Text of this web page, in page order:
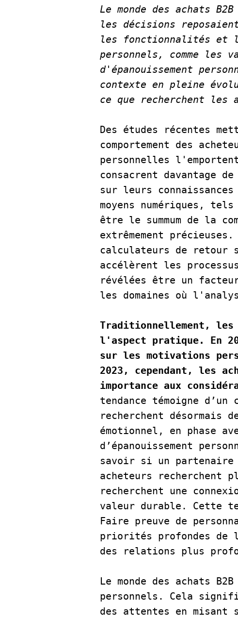
Le monde des achats
les décisions
les fonctionnalités et
personnels, comme les
d'épanouissement
contexte en pleine
ce que recherchent les
Des études récentes
comportement des
personnelles
consacrent davantage
sur leurs
moyens numériques,
être le summum de la
extrêmement
calculateurs de retour
accélèrent les
révélées être un
Traditionnellement, les
l'aspect pratique. En
sur les motivations
2023, cependant, les
importance aux
tendance témoigne
recherchent désormais
émotionnel, en phase
d’épanouissement
savoir si un
acheteurs recherchent
recherchent une
valeur durable. Cette
Faire preuve de
priorités profondes de
des relations plus
Le monde des achats
personnels. Cela
des attentes en